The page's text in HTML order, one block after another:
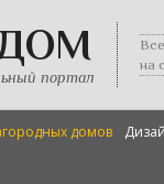
портал
на
домов